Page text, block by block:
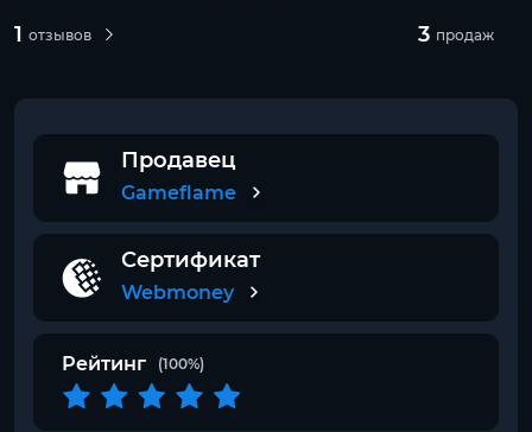
1 отзывов 3 продаж
Продавец
Gameflame
Сертификат
Webmoney
Рейтинг (100%)